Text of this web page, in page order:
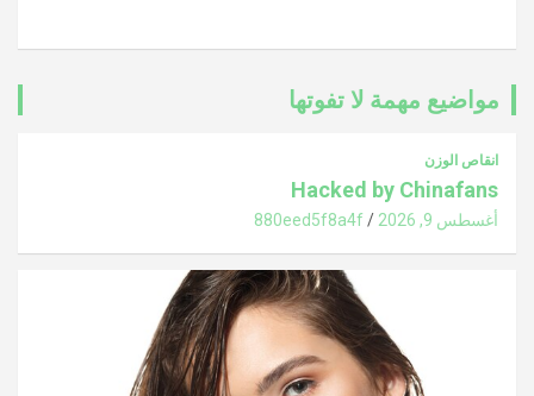
مواضيع مهمة لا تفوتها
انقاص الوزن
Hacked by Chinafans
أغسطس 9, 2026 880eed5f8a4f